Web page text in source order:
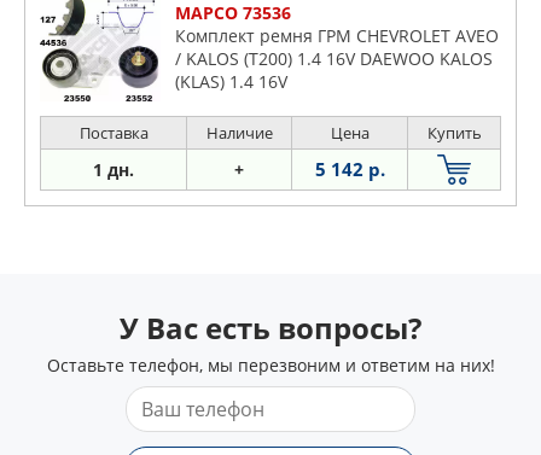
MAPCO 73536
Комплект ремня ГРМ CHEVROLET AVEO
/ KALOS (T200) 1.4 16V DAEWOO KALOS
(KLAS) 1.4 16V
Поставка Наличие Цена Купить
1 дн. + 5 142 р.
У Вас есть вопросы?
Оставьте телефон, мы перезвоним и ответим на них!